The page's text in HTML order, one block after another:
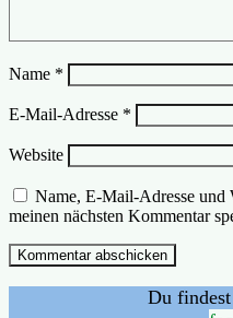
Name *
E-Mail-Adresse *
Website
Name, E-Mail-Adresse und
meinen nächsten Kommentar
Du